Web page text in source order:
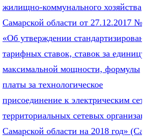
жилищно-коммунального хозяйства
Самарской области от 27.12.2017 №
«Об утверждении
тарифных ставок, ставок за единицу
максимальной мощности, формулы
платы за технологическое
присоединение к электрическим
территориальных сетевых
Самарской области на 2018 год»